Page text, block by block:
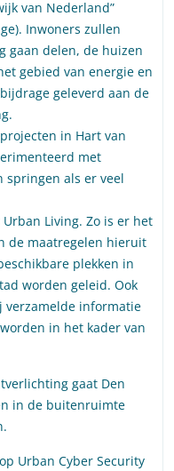
van Nederland”
Inwoners zullen
gaan delen, de huizen
gebied van energie en
geleverd aan de
in Hart van
met
springen als er veel
Living. Zo is er het
de maatregelen hieruit
plekken in
worden geleid. Ook
verzamelde informatie
in het kader van
gaat Den
in de buitenruimte
Urban Cyber Security